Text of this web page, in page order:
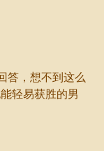
，想不到这么
轻易获胜的男